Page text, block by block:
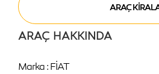
ARAÇ HAKKINDA
Marka : FİAT